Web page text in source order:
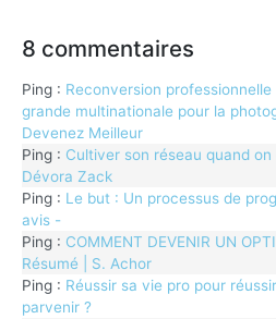
8 commentaires
Ping : Reconversion
grande multinationale pour la
Devenez Meilleur
Ping : Cultiver son réseau quand
Dévora Zack
Ping : Le but : Un processus de
avis -
Ping : COMMENT DEVENIR UN
Résumé | S. Achor
Ping : Réussir sa vie pro pour
parvenir ?